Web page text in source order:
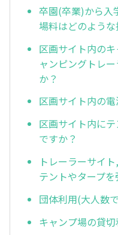
卒園(卒業)から入
場料はどのよう
区画サイト内の
ャンピングトレ
か？
区画サイト内の
区画サイト内に
ですか？
トレーラーサイ
テントやタープ
団体利用(大人数
キャンプ場の貸